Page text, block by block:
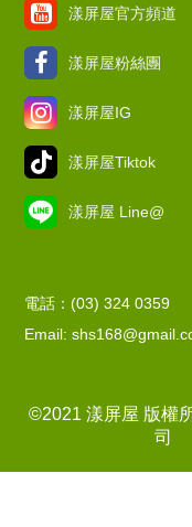
漾屏屋官方頻道
漾屏屋粉絲團
漾屏屋IG
漾屏屋Tiktok
漾屏屋 Line@
電話：(03) 324 0359
Email:
©2021 漾屏屋 版
司